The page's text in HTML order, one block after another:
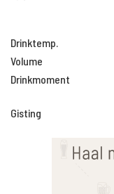
Drinktemp.
Volume
Drinkmoment
Gisting